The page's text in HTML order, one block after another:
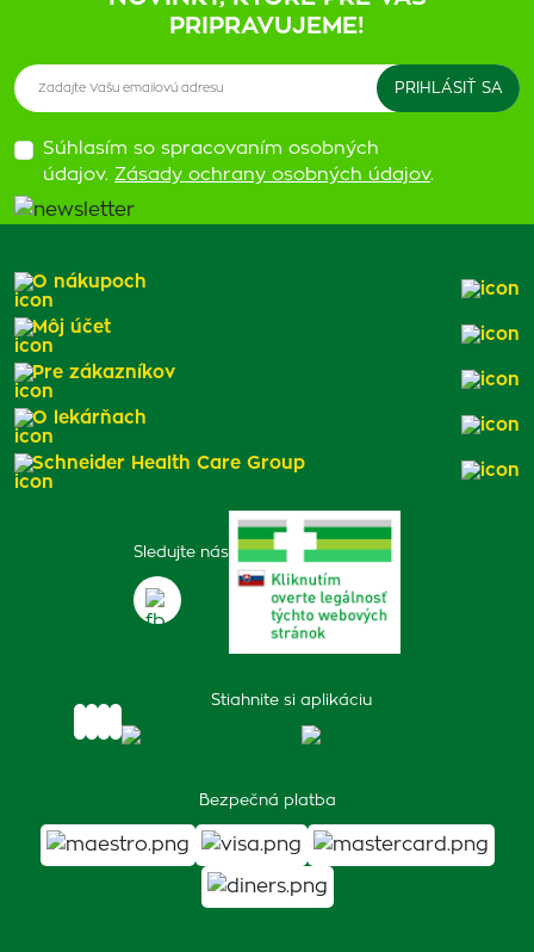
PRIPRAVUJEME!
Súhlasím so spracovaním osobných
údajov. Zásady ochrany osobných údajov.
Sledujte nás
Stiahnite si aplikáciu
Bezpečná platba
O nákupoch
Môj účet
Pre zákazníkov
O lekárňach
Schneider Health Care Group